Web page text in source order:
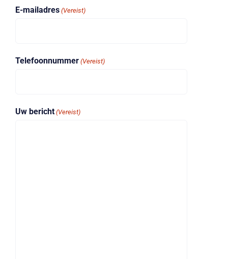
E-mailadres (Vereist)
Telefoonnummer (Vereist)
Uw bericht (Vereist)